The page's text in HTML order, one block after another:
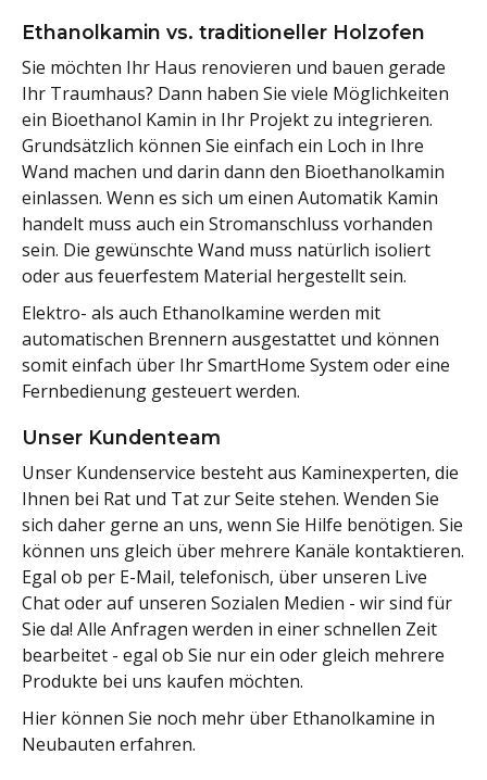
Ethanolkamin vs. traditioneller Holzofen
Sie möchten Ihr Haus renovieren und bauen gerade
Ihr Traumhaus? Dann haben Sie viele Möglichkeiten
ein Bioethanol Kamin in Ihr Projekt zu integrieren.
Grundsätzlich können Sie einfach ein Loch in Ihre
Wand machen und darin dann den Bioethanolkamin
einlassen. Wenn es sich um einen Automatik Kamin
handelt muss auch ein Stromanschluss vorhanden
sein. Die gewünschte Wand muss natürlich isoliert
oder aus feuerfestem Material hergestellt sein.
Elektro- als auch Ethanolkamine werden mit
automatischen Brennern ausgestattet und können
somit einfach über Ihr SmartHome System oder eine
Fernbedienung gesteuert werden.
Unser Kundenteam
Unser Kundenservice besteht aus Kaminexperten, die
Ihnen bei Rat und Tat zur Seite stehen. Wenden Sie
sich daher gerne an uns, wenn Sie Hilfe benötigen. Sie
können uns gleich über mehrere Kanäle kontaktieren.
Egal ob per E-Mail, telefonisch, über unseren Live
Chat oder auf unseren Sozialen Medien - wir sind für
Sie da! Alle Anfragen werden in einer schnellen Zeit
bearbeitet - egal ob Sie nur ein oder gleich mehrere
Produkte bei uns kaufen möchten.
Hier können Sie noch mehr über Ethanolkamine in
Neubauten erfahren.